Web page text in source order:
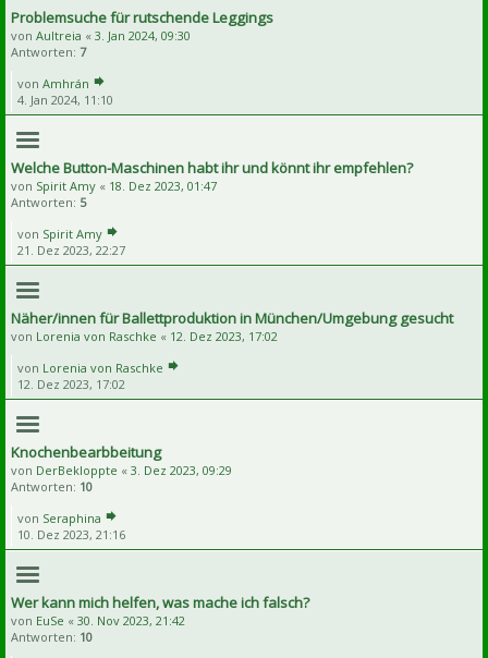
Problemsuche für rutschende Leggings
von Aultreia « 3. Jan 2024, 09:30
Antworten: 7
von Amhrán
4. Jan 2024, 11:10
Welche Button-Maschinen habt ihr und könnt ihr empfehlen?
von Spirit Amy « 18. Dez 2023, 01:47
Antworten: 5
von Spirit Amy
21. Dez 2023, 22:27
Näher/innen für Ballettproduktion in München/Umgebung gesucht
von Lorenia von Raschke « 12. Dez 2023, 17:02
von Lorenia von Raschke
12. Dez 2023, 17:02
Knochenbearbbeitung
von DerBekloppte « 3. Dez 2023, 09:29
Antworten: 10
von Seraphina
10. Dez 2023, 21:16
Wer kann mich helfen, was mache ich falsch?
von EuSe « 30. Nov 2023, 21:42
Antworten: 10